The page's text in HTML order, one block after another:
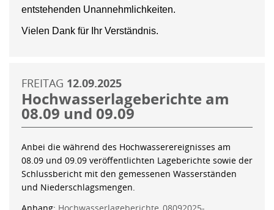
entstehenden Unannehmlichkeiten.
Vielen Dank für Ihr Verständnis.
FREITAG 12.09.2025
Hochwasserlageberichte am
08.09 und 09.09
Anbei die während des Hochwasserereignisses am
08.09 und 09.09 veröffentlichten Lageberichte sowie der
Schlussbericht mit den gemessenen Wasserständen
und Niederschlagsmengen.
Anhang: Hochwasserlageberichte_08092025-